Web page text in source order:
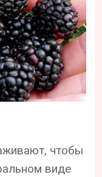
чтобы
виде